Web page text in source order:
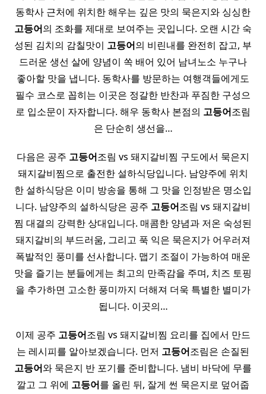
동학사 근처에 위치한 해우는 깊은 맛의 묵은지와 싱싱한
고등어의 조화를 제대로 보여주는 곳입니다. 오랜 시간 숙
성된 김치의 감칠맛이 고등어의 비린내를 완전히 잡고, 부
드러운 생선 살에 양념이 쏙 배어 있어 남녀노소 누구나
좋아할 맛을 냅니다. 동학사를 방문하는 여행객들에게도
필수 코스로 꼽히는 이곳은 정갈한 반찬과 푸짐한 구성으
로 입소문이 자자합니다. 해우 동학사 본점의 고등어조림
은 단순히 생선을…
다음은 공주 고등어조림 vs 돼지갈비찜 구도에서 묵은지
돼지갈비찜으로 출전한 설하식당입니다. 남양주에 위치
한 설하식당은 이미 방송을 통해 그 맛을 인정받은 명소입
니다. 남양주의 설하식당은 공주 고등어조림 vs 돼지갈비
찜 대결의 강력한 상대입니다. 매콤한 양념과 저온 숙성된
돼지갈비의 부드러움, 그리고 푹 익은 묵은지가 어우러져
폭발적인 풍미를 선사합니다. 맵기 조절이 가능하여 매운
맛을 즐기는 분들에게는 최고의 만족감을 주며, 치즈 토핑
을 추가하면 고소한 풍미까지 더해져 더욱 특별한 별미가
됩니다. 이곳의…
이제 공주 고등어조림 vs 돼지갈비찜 요리를 집에서 만드
는 레시피를 알아보겠습니다. 먼저 고등어조림은 손질된
고등어와 묵은지 반 포기를 준비합니다. 냄비 바닥에 무를
깔고 그 위에 고등어를 올린 뒤, 잘게 썬 묵은지로 덮어줍